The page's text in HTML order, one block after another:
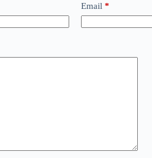
Email *